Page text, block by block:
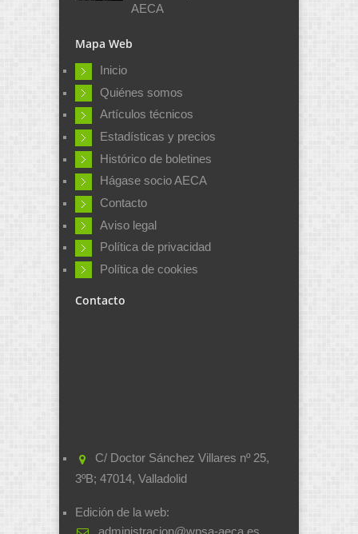
AECA
Mapa Web
Inicio
Quiénes somos
Artículos técnicos
Estadísticas y precios
Histórico de boletines
Hágase socio AECA
Contacto
Aviso legal
Política de privacidad
Política de cookies
Contacto
C/ Doctor Sánchez Villares nº 25,
3ºB; 47014, Valladolid
Edición de la web:
administracion@wpsa-aeca.es